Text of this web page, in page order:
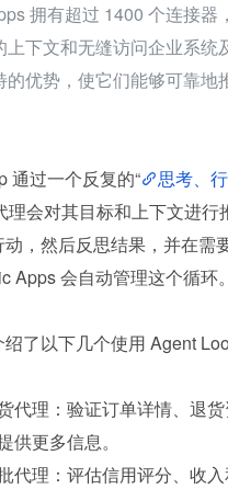
拥有超过 1400 个连接器
上下文和无缝访问企业系统
的优势，使它们能够可靠地
通过一个反复的“ 思考、
理会对其目标和上下文进行
，然后反思结果，并在需
Apps 会自动管理这个循环。
了以下几个使用 Agent
代理：验证订单详情、退
供更多信息。
代理：评估信用评分、收